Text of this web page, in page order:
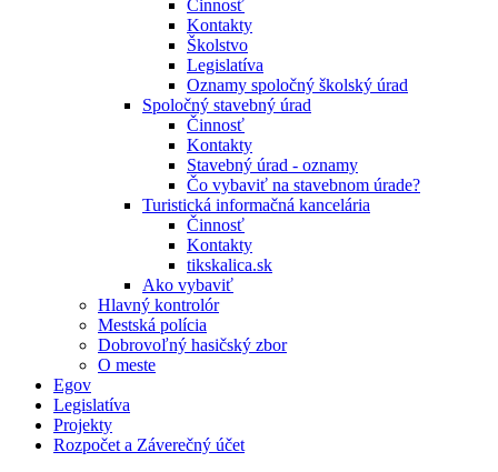
Činnosť
Kontakty
Školstvo
Legislatíva
Oznamy spoločný školský úrad
Spoločný stavebný úrad
Činnosť
Kontakty
Stavebný úrad - oznamy
Čo vybaviť na stavebnom úrade?
Turistická informačná kancelária
Činnosť
Kontakty
tikskalica.sk
Ako vybaviť
Hlavný kontrolór
Mestská polícia
Dobrovoľný hasičský zbor
O meste
Egov
Legislatíva
Projekty
Rozpočet a Záverečný účet